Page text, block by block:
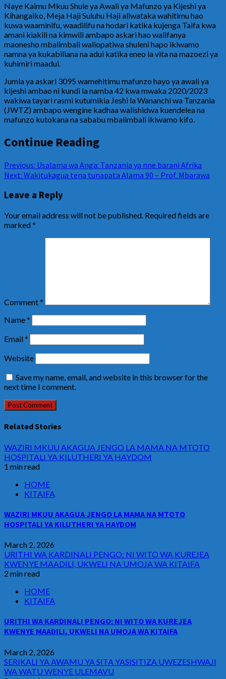
Naye Kaimu Mkuu Shule ya Awali ya Mafunzo ya Kijeshi ya
Kihangaiko, Meja Haji Suluhu Haji aliwataka wahitimu hao
kuwa waaminifu, waadilifu na hodari katika kujenga Taifa kwa
amani kiakili na kimwili ambapo askari hao walifanya
maonesho mbalimbali waliopatiwa shuleni hapo ikiwamo
namna ya kukabiliana na adui katika eneo la vita na mazoezi ya
kuhimiri maadui.
Jumla ya askari 3095 wamehitimu mafunzo hayo ya awali ya
kijeshi ambao ni kundi la namba 42 kwa mwaka 2020/2023
wakiwa tayari rasmi kutumikia Jeshi la Wananchi wa Tanzania
(JWTZ) ambapo wengine kadhaa walishidwa kuendelea na
mafunzo kutokana na sababu mbalimbali ikiwamo kifo.
Continue Reading
Previous: Usalama wa Anga: Tanzania ya nne barani Afrika
Next: Wakitukagua tena tunapata Alama 90 – Prof. Mbarawa
Leave a Reply
Your email address will not be published. Required fields are
marked*
Comment*
Name*
Email*
Website
Save my name, email, and website in this browser for the
next time I comment.
Related Stories
WAZIRI MKUU AKAGUA JENGO LA MAMA NA MTOTO
HOSPITALI YA KILUTHERI YA HAYDOM
1 min read
HOME
KITAIFA
WAZIRI MKUU AKAGUA JENGO LA MAMA NA MTOTO
HOSPITALI YA KILUTHERI YA HAYDOM
March 2, 2026
URITHI WA KARDINALI PENGO: NI WITO WA KUREJEA
KWENYE MAADILI, UKWELI NA UMOJA WA KITAIFA
2 min read
HOME
KITAIFA
URITHI WA KARDINALI PENGO: NI WITO WA KUREJEA
KWENYE MAADILI, UKWELI NA UMOJA WA KITAIFA
March 2, 2026
SERIKALI YA AWAMU YA SITA YASISITIZA UWEZESHWAJI
WA WATU WENYE ULEMAVU